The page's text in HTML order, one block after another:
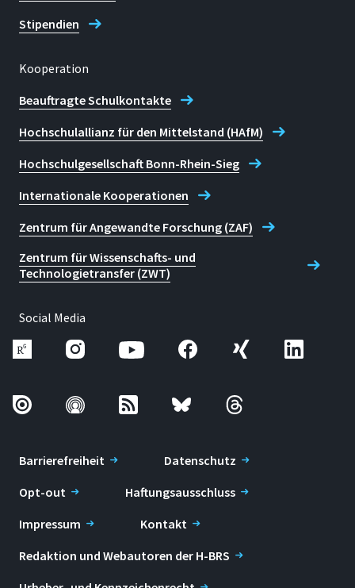
Stipendien
Kooperation
Beauftragte Schulkontakte
Hochschulallianz für den Mittelstand (HAfM)
Hochschulgesellschaft Bonn-Rhein-Sieg
Internationale Kooperationen
Zentrum für Angewandte Forschung (ZAF)
Zentrum für Wissenschafts- und
Technologietransfer (ZWT)
Social Media
Barrierefreiheit
Datenschutz
Opt-out
Haftungsausschluss
Impressum
Kontakt
Redaktion und Webautoren der H-BRS